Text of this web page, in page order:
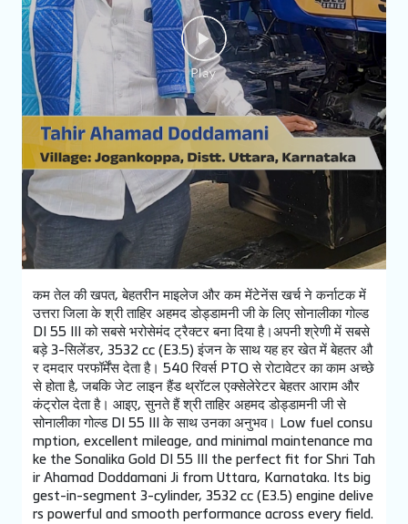
कम तेल की खपत, बेहतरीन माइलेज और कम मेंटेनेंस खर्च ने कर्नाटक में
उत्तरा जिला के श्री ताहिर अहमद डोड्डामनी जी के लिए सोनालीका गोल्ड
DI 55 III को सबसे भरोसेमंद ट्रैक्टर बना दिया है।अपनी श्रेणी में सबसे
बड़े 3-सिलेंडर, 3532 cc (E3.5) इंजन के साथ यह हर खेत में बेहतर औ
र दमदार परफॉर्मेंस देता है। 540 रिवर्स PTO से रोटावेटर का काम अच्छे
से होता है, जबकि जेट लाइन हैंड थ्रॉटल एक्सेलेरेटर बेहतर आराम और
कंट्रोल देता है। आइए, सुनते हैं श्री ताहिर अहमद डोड्डामनी जी से
सोनालीका गोल्ड DI 55 III के साथ उनका अनुभव। Low fuel consu
mption, excellent mileage, and minimal maintenance ma
ke the Sonalika Gold DI 55 III the perfect fit for Shri Tah
ir Ahamad Doddamani Ji from Uttara, Karnataka. Its big
gest-in-segment 3-cylinder, 3532 cc (E3.5) engine delive
rs powerful and smooth performance across every field.